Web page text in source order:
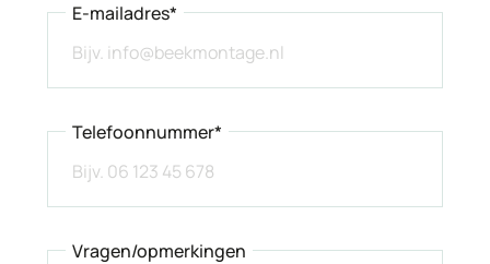
E-mailadres*
Telefoonnummer*
Vragen/opmerkingen